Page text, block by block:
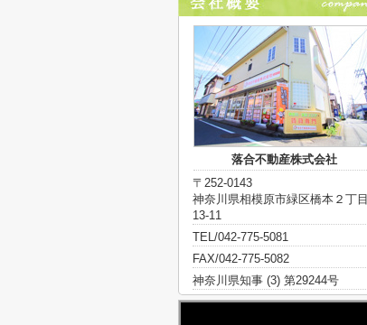
落合不動産株式会社
〒252-0143
神奈川県相模原市緑区橋本２丁目
13-11
TEL/042-775-5081
FAX/042-775-5082
神奈川県知事 (3) 第29244号